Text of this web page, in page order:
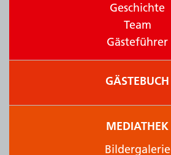
Geschichte
Team
Gästeführer
GÄSTEBUCH
MEDIATHEK
Bildergalerie